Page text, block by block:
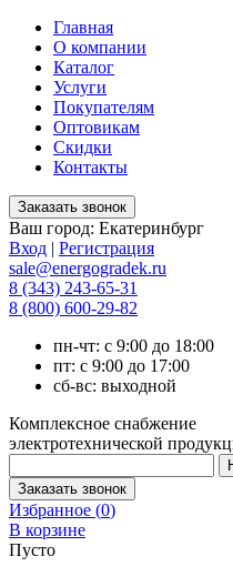
Главная
О компании
Каталог
Услуги
Покупателям
Оптовикам
Скидки
Контакты
Ваш город: Екатеринбург
Вход | Регистрация
sale@energogradek.ru
8 (343) 243-65-31
8 (800) 600-29-82
пн-чт: с 9:00 до 18:00
пт: с 9:00 до 17:00
сб-вс: выходной
Комплексное снабжение
электротехнической
Избранное (0)
В корзине
Пусто